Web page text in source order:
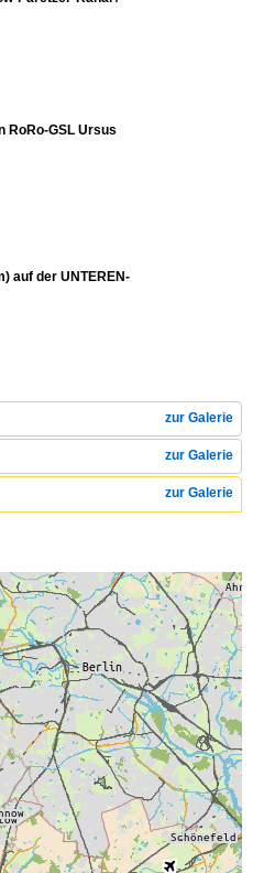
RoRo-GSL Ursus
auf der UNTEREN-
zur Galerie
zur Galerie
zur Galerie